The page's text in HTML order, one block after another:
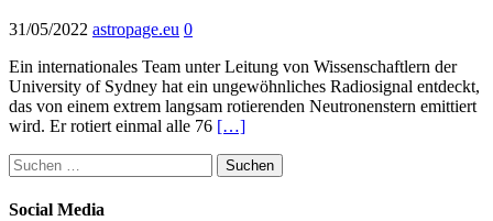
31/05/2022 astropage.eu 0
Ein internationales Team unter Leitung von Wissenschaftlern der
University of Sydney hat ein ungewöhnliches Radiosignal entdeckt,
das von einem extrem langsam rotierenden Neutronenstern emittiert
wird. Er rotiert einmal alle 76 […]
Suchen
nach:
Social Media